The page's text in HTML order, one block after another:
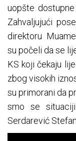
uopšte
Zahvaljujući
direktoru
su počeli da se
KS koji čekaju
zbog visokih
su primorani da
smo se
Serdarević